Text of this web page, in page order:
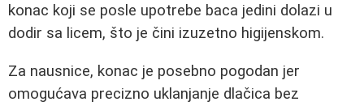
konac koji se posle upotrebe baca jedini dolazi u
dodir sa licem, što je čini izuzetno higijenskom.
Za nausnice, konac je posebno pogodan jer
omogućava precizno uklanjanje dlačica bez